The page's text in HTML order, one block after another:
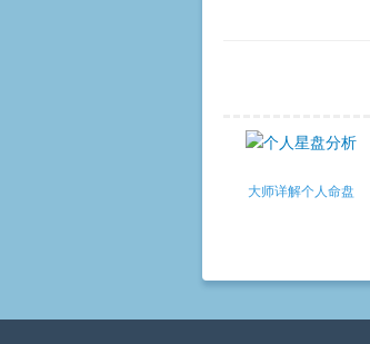
大师详解个人命盘